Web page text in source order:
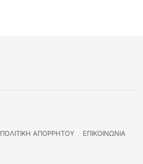
ΠΟΛΙΤΙΚΗ ΑΠΟΡΡΗΤΟΥ ΕΠΙΚΟΙΝΩΝΙΑ